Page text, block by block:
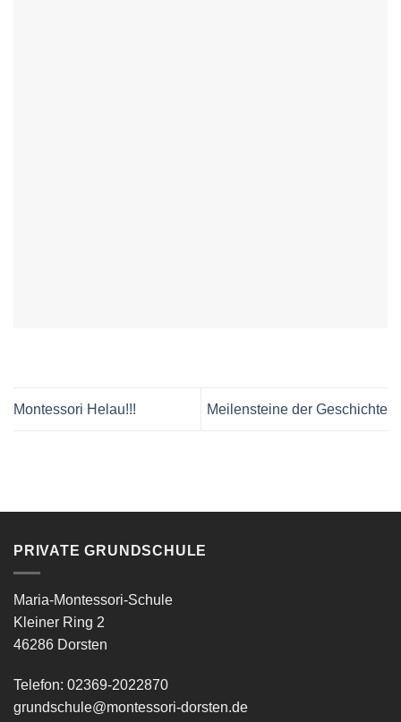
Montessori Helau!!! Meilensteine der Geschichte
PRIVATE GRUNDSCHULE
Maria-Montessori-Schule
Kleiner Ring 2
46286 Dorsten
Telefon: 02369-2022870
grundschule@montessori-dorsten.de